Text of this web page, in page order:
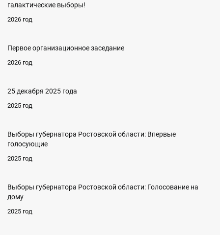
галактические выборы!
2026 год
Первое организационное заседание
2026 год
25 декабря 2025 года
2025 год
Выборы губернатора Ростовской области: Впервые
голосующие
2025 год
Выборы губернатора Ростовской области: Голосование на
дому
2025 год